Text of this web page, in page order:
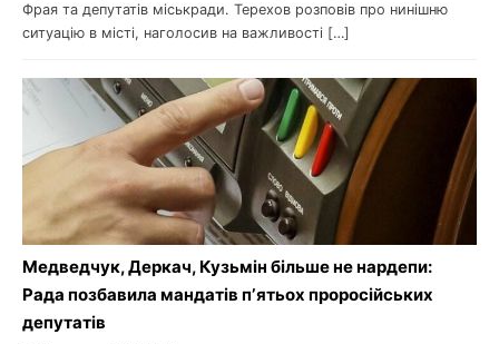
Фрая та депутатів міськради. Терехов розповів про нинішню
ситуацію в місті, наголосив на важливості […]
Медведчук, Деркач, Кузьмін більше не нардепи:
Рада позбавила мандатів пʼятьох проросійських
депутатів